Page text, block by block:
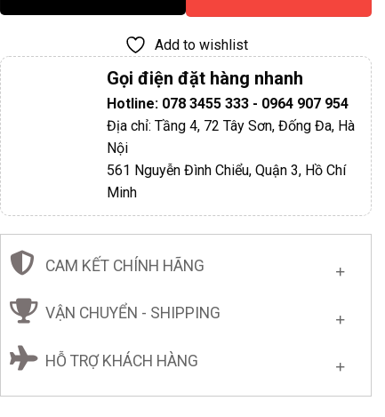
Add to wishlist
Gọi điện đặt hàng nhanh
Hotline: 078 3455 333 - 0964 907 954
Địa chỉ: Tầng 4, 72 Tây Sơn, Đống Đa, Hà
Nội
561 Nguyễn Đình Chiểu, Quận 3, Hồ Chí
Minh
CAM KẾT CHÍNH HÃNG
VẬN CHUYỂN - SHIPPING
HỖ TRỢ KHÁCH HÀNG